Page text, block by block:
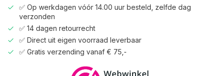
✅ Op werkdagen vóór 14.00 uur besteld, zelfde dag
verzonden
✅ 14 dagen retourrecht
✅ Direct uit eigen voorraad leverbaar
✅ Gratis verzending vanaf € 75,-